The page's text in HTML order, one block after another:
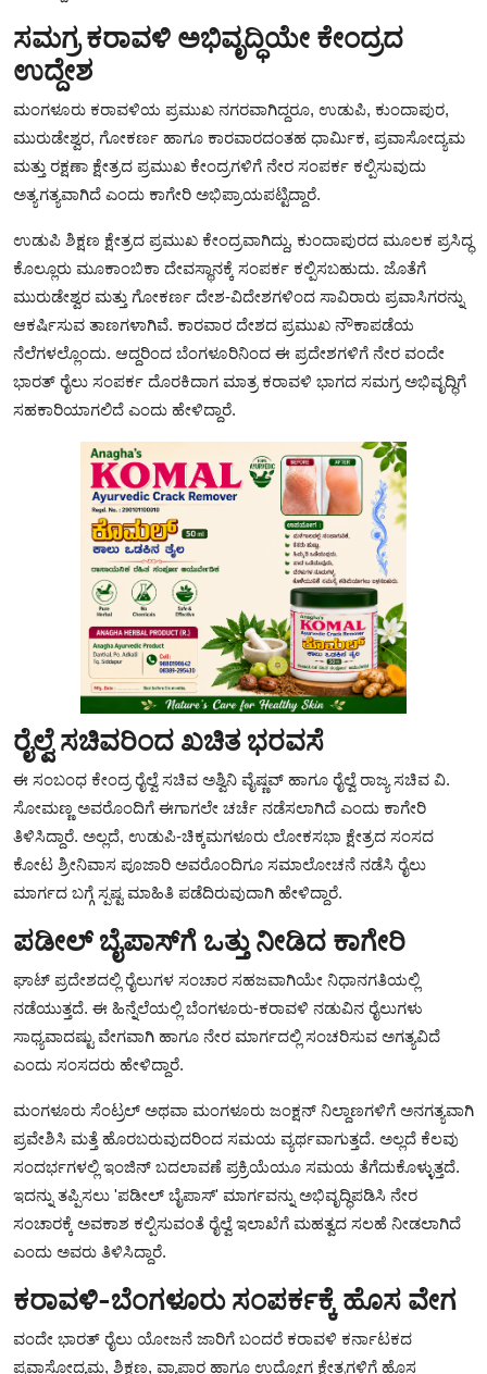
ಸಮಗ್ರ ಕರಾವಳಿ ಅಭಿವೃದ್ಧಿಯೇ ಕೇಂದ್ರದ
ಉದ್ದೇಶ
ಮಂಗಳೂರು ಕರಾವಳಿಯ ಪ್ರಮುಖ ನಗರವಾಗಿದ್ದರೂ, ಉಡುಪಿ, ಕುಂದಾಪುರ,
ಮುರುಡೇಶ್ವರ, ಗೋಕರ್ಣ ಹಾಗೂ ಕಾರವಾರದಂತಹ ಧಾರ್ಮಿಕ, ಪ್ರವಾಸೋದ್ಯಮ
ಮತ್ತು ರಕ್ಷಣಾ ಕ್ಷೇತ್ರದ ಪ್ರಮುಖ ಕೇಂದ್ರಗಳಿಗೆ ನೇರ ಸಂಪರ್ಕ ಕಲ್ಪಿಸುವುದು
ಅತ್ಯಗತ್ಯವಾಗಿದೆ ಎಂದು ಕಾಗೇರಿ ಅಭಿಪ್ರಾಯಪಟ್ಟಿದ್ದಾರೆ.
ಉಡುಪಿ ಶಿಕ್ಷಣ ಕ್ಷೇತ್ರದ ಪ್ರಮುಖ ಕೇಂದ್ರವಾಗಿದ್ದು, ಕುಂದಾಪುರದ ಮೂಲಕ ಪ್ರಸಿದ್ಧ
ಕೊಲ್ಲೂರು ಮೂಕಾಂಬಿಕಾ ದೇವಸ್ಥಾನಕ್ಕೆ ಸಂಪರ್ಕ ಕಲ್ಪಿಸಬಹುದು. ಜೊತೆಗೆ
ಮುರುಡೇಶ್ವರ ಮತ್ತು ಗೋಕರ್ಣ ದೇಶ-ವಿದೇಶಗಳಿಂದ ಸಾವಿರಾರು ಪ್ರವಾಸಿಗರನ್ನು
ಆಕರ್ಷಿಸುವ ತಾಣಗಳಾಗಿವೆ. ಕಾರವಾರ ದೇಶದ ಪ್ರಮುಖ ನೌಕಾಪಡೆಯ
ನೆಲೆಗಳಲ್ಲೊಂದು. ಆದ್ದರಿಂದ ಬೆಂಗಳೂರಿನಿಂದ ಈ ಪ್ರದೇಶಗಳಿಗೆ ನೇರ ವಂದೇ
ಭಾರತ್ ರೈಲು ಸಂಪರ್ಕ ದೊರಕಿದಾಗ ಮಾತ್ರ ಕರಾವಳಿ ಭಾಗದ ಸಮಗ್ರ ಅಭಿವೃದ್ಧಿಗೆ
ಸಹಕಾರಿಯಾಗಲಿದೆ ಎಂದು ಹೇಳಿದ್ದಾರೆ.
ರೈಲ್ವೆ ಸಚಿವರಿಂದ ಖಚಿತ ಭರವಸೆ
ಈ ಸಂಬಂಧ ಕೇಂದ್ರ ರೈಲ್ವೆ ಸಚಿವ ಅಶ್ವಿನಿ ವೈಷ್ಣವ್ ಹಾಗೂ ರೈಲ್ವೆ ರಾಜ್ಯ ಸಚಿವ ವಿ.
ಸೋಮಣ್ಣ ಅವರೊಂದಿಗೆ ಈಗಾಗಲೇ ಚರ್ಚೆ ನಡೆಸಲಾಗಿದೆ ಎಂದು ಕಾಗೇರಿ
ತಿಳಿಸಿದ್ದಾರೆ. ಅಲ್ಲದೆ, ಉಡುಪಿ-ಚಿಕ್ಕಮಗಳೂರು ಲೋಕಸಭಾ ಕ್ಷೇತ್ರದ ಸಂಸದ
ಕೋಟ ಶ್ರೀನಿವಾಸ ಪೂಜಾರಿ ಅವರೊಂದಿಗೂ ಸಮಾಲೋಚನೆ ನಡೆಸಿ ರೈಲು
ಮಾರ್ಗದ ಬಗ್ಗೆ ಸ್ಪಷ್ಟ ಮಾಹಿತಿ ಪಡೆದಿರುವುದಾಗಿ ಹೇಳಿದ್ದಾರೆ.
ಪಡೀಲ್ ಬೈಪಾಸ್‌ಗೆ ಒತ್ತು ನೀಡಿದ ಕಾಗೇರಿ
ಘಾಟ್ ಪ್ರದೇಶದಲ್ಲಿ ರೈಲುಗಳ ಸಂಚಾರ ಸಹಜವಾಗಿಯೇ ನಿಧಾನಗತಿಯಲ್ಲಿ
ನಡೆಯುತ್ತದೆ. ಈ ಹಿನ್ನೆಲೆಯಲ್ಲಿ ಬೆಂಗಳೂರು-ಕರಾವಳಿ ನಡುವಿನ ರೈಲುಗಳು
ಸಾಧ್ಯವಾದಷ್ಟು ವೇಗವಾಗಿ ಹಾಗೂ ನೇರ ಮಾರ್ಗದಲ್ಲಿ ಸಂಚರಿಸುವ ಅಗತ್ಯವಿದೆ
ಎಂದು ಸಂಸದರು ಹೇಳಿದ್ದಾರೆ.
ಮಂಗಳೂರು ಸೆಂಟ್ರಲ್ ಅಥವಾ ಮಂಗಳೂರು ಜಂಕ್ಷನ್ ನಿಲ್ದಾಣಗಳಿಗೆ ಅನಗತ್ಯವಾಗಿ
ಪ್ರವೇಶಿಸಿ ಮತ್ತೆ ಹೊರಬರುವುದರಿಂದ ಸಮಯ ವ್ಯರ್ಥವಾಗುತ್ತದೆ. ಅಲ್ಲದೆ ಕೆಲವು
ಸಂದರ್ಭಗಳಲ್ಲಿ ಇಂಜಿನ್ ಬದಲಾವಣೆ ಪ್ರಕ್ರಿಯೆಯೂ ಸಮಯ ತೆಗೆದುಕೊಳ್ಳುತ್ತದೆ.
ಇದನ್ನು ತಪ್ಪಿಸಲು 'ಪಡೀಲ್ ಬೈಪಾಸ್' ಮಾರ್ಗವನ್ನು ಅಭಿವೃದ್ಧಿಪಡಿಸಿ ನೇರ
ಸಂಚಾರಕ್ಕೆ ಅವಕಾಶ ಕಲ್ಪಿಸುವಂತೆ ರೈಲ್ವೆ ಇಲಾಖೆಗೆ ಮಹತ್ವದ ಸಲಹೆ ನೀಡಲಾಗಿದೆ
ಎಂದು ಅವರು ತಿಳಿಸಿದ್ದಾರೆ.
ಕರಾವಳಿ-ಬೆಂಗಳೂರು ಸಂಪರ್ಕಕ್ಕೆ ಹೊಸ ವೇಗ
ವಂದೇ ಭಾರತ್ ರೈಲು ಯೋಜನೆ ಜಾರಿಗೆ ಬಂದರೆ ಕರಾವಳಿ ಕರ್ನಾಟಕದ
ಪ್ರವಾಸೋದ್ಯಮ, ಶಿಕ್ಷಣ, ವ್ಯಾಪಾರ ಹಾಗೂ ಉದ್ಯೋಗ ಕ್ಷೇತ್ರಗಳಿಗೆ ಹೊಸ